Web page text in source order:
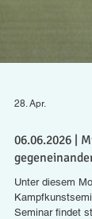
06.06.2026 |